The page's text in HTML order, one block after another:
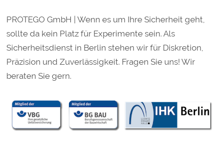
PROTEGO GmbH | Wenn es um Ihre Sicherheit geht,
sollte da kein Platz für Experimente sein. Als
Sicherheitsdienst in Berlin stehen wir für Diskretion,
Präzision und Zuverlässigkeit. Fragen Sie uns! Wir
beraten Sie gern.